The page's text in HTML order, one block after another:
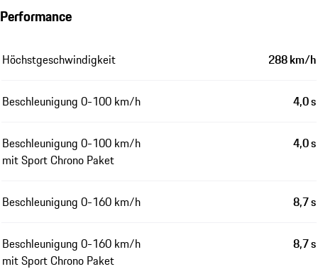
Performance
Höchstgeschwindigkeit 288 km/h
Beschleunigung 0-100 km/h 4,0 s
Beschleunigung 0-100 km/h
mit Sport Chrono Paket
4,0 s
Beschleunigung 0-160 km/h 8,7 s
Beschleunigung 0-160 km/h
mit Sport Chrono Paket
8,7 s